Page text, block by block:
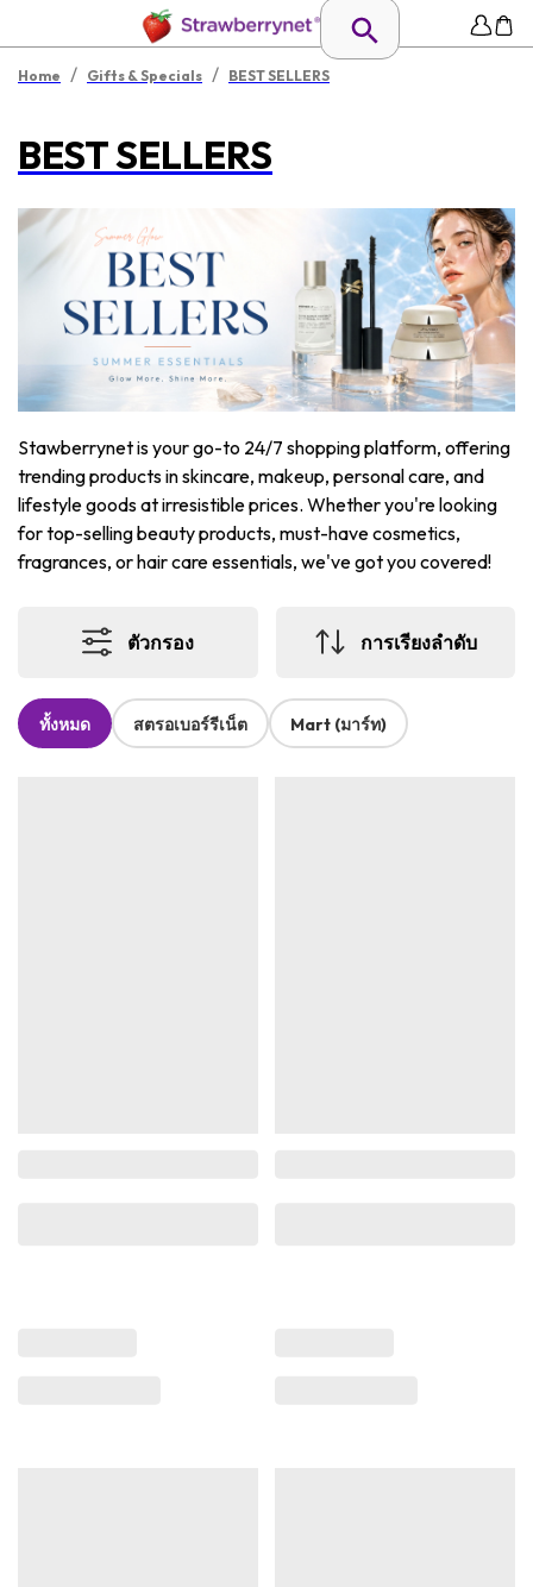
Home / Gifts & Specials / BEST SELLERS
BEST SELLERS
Stawberrynet is your go-to 24/7 shopping platform, offering
trending products in skincare, makeup, personal care, and
lifestyle goods at irresistible prices. Whether you're looking
for top-selling beauty products, must-have cosmetics,
fragrances, or hair care essentials, we've got you covered!
ตัวกรอง การเรียงลำดับ
ทั้งหมด สตรอเบอร์รีเน็ต Mart (มาร์ท)